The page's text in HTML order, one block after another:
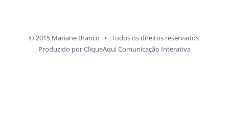
© 2015 Mariane Branco • Todos os direitos reservados
Produzido porCliqueAqui Comunicação Interativa